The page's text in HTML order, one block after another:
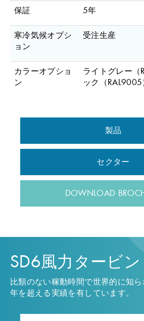
保証 5年
寒冷気候オプシ
ョン
受注生産
カラーオプショ
ン
ライトグレー（
ック（RAL9005
製品
セクター
DOWNLOAD
SD6風力タービン
比類のない稼動時間で世界的に知
年を超える実績を有しています。